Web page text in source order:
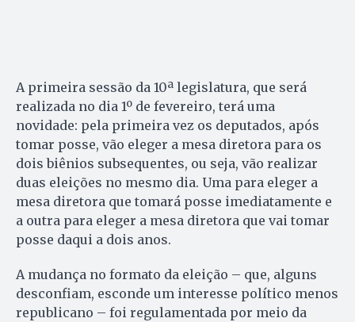
A primeira sessão da 10ª legislatura, que será
realizada no dia 1º de fevereiro, terá uma
novidade: pela primeira vez os deputados, após
tomar posse, vão eleger a mesa diretora para os
dois biênios subsequentes, ou seja, vão realizar
duas eleições no mesmo dia. Uma para eleger a
mesa diretora que tomará posse imediatamente e
a outra para eleger a mesa diretora que vai tomar
posse daqui a dois anos.
A mudança no formato da eleição – que, alguns
desconfiam, esconde um interesse político menos
republicano – foi regulamentada por meio da